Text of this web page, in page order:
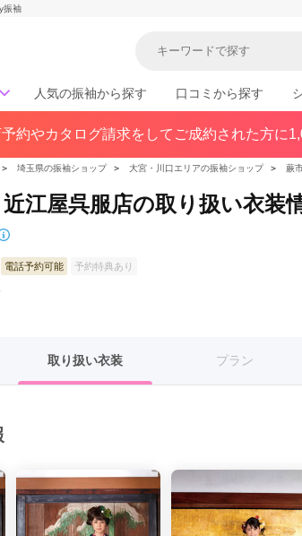
振袖
青森県(41)
岩手県(30)
関東
東京都(383)
千
茨城県(93)
群馬
静岡県(148)
徳島県(23)
愛媛県(51)
九州／沖縄
福岡県(160) 熊
人気の振袖から探す 口コミから探す
約やカタログ請求をしてご成約された方に
＞ 埼玉県の振袖ショップ ＞ 大宮・川口エリアの振袖ショップ ＞ 蕨
近江屋呉服店の取り扱い衣装
電話予約可能 予約特典あり
取り扱い衣装 プラン